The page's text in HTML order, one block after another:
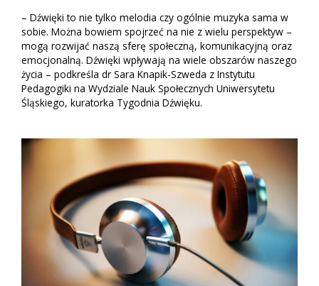
– Dźwięki to nie tylko melodia czy ogólnie muzyka sama w
sobie. Można bowiem spojrzeć na nie z wielu perspektyw –
mogą rozwijać naszą sferę społeczną, komunikacyjną oraz
emocjonalną. Dźwięki wpływają na wiele obszarów naszego
życia – podkreśla dr Sara Knapik-Szweda z Instytutu
Pedagogiki na Wydziale Nauk Społecznych Uniwersytetu
Śląskiego, kuratorka Tygodnia Dźwięku.